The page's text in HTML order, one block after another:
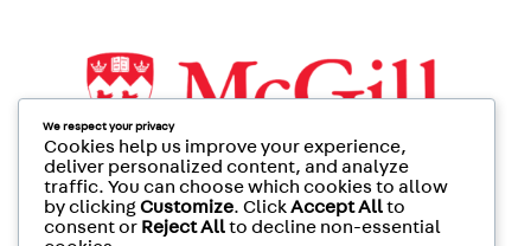
We respect your privacy
Cookies help us improve your experience,
deliver personalized content, and analyze
traffic. You can choose which cookies to allow
by clickingCustomize. ClickAccept Allto
consent or Reject Allto decline non-essential